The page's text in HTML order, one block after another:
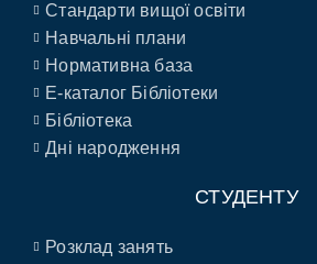
Стандарти вищої освіти
Навчальні плани
Нормативна база
E-каталог Бібліотеки
Бібліотека
Дні народження
СТУДЕНТУ
Розклад занять